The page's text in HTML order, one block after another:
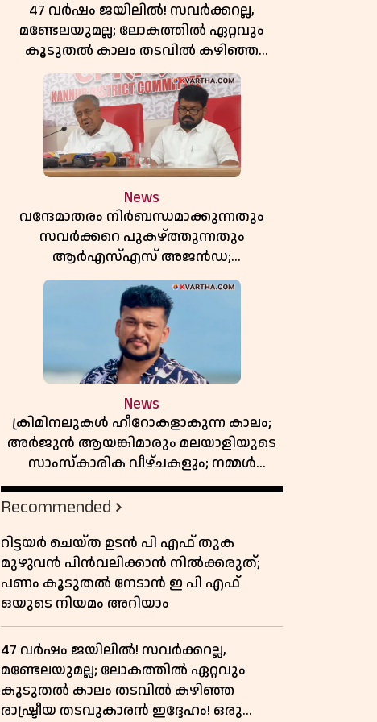
47 വർഷം ജയിലിൽ! സവർക്കറല്ല,
മണ്ടേലയുമല്ല; ലോകത്തിൽ ഏറ്റവും
കൂടുതൽ കാലം തടവിൽ കഴിഞ്ഞ
രാഷ്ട്രീയ തടവുകാരൻ ഇദ്ദേഹം! ഒരു
ഇന്ത്യൻ സ്വാതന്ത്ര്യസമര സേനാനിയുടെ
വേറിട്ട കഥ
News
വന്ദേമാതരം നിർബന്ധമാക്കുന്നതും
സവർക്കറെ പുകഴ്ത്തുന്നതും
ആർഎസ്എസ് അജൻഡ;
സർക്കാരിനെതിരെ പിണറായി വിജയൻ
News
ക്രിമിനലുകൾ ഹീറോകളാകുന്ന കാലം;
അർജുൻ ആയങ്കിമാരും മലയാളിയുടെ
സാംസ്കാരിക വീഴ്ചകളും; നമ്മൾ
എങ്ങോട്ടാണ് പോകുന്നത്
Recommended
റിട്ടയർ ചെയ്ത ഉടൻ പി എഫ് തുക
മുഴുവൻ പിൻവലിക്കാൻ നിൽക്കരുത്;
പണം കൂടുതൽ നേടാൻ ഇ പി എഫ്
ഒയുടെ നിയമം അറിയാം
47 വർഷം ജയിലിൽ! സവർക്കറല്ല,
മണ്ടേലയുമല്ല; ലോകത്തിൽ ഏറ്റവും
കൂടുതൽ കാലം തടവിൽ കഴിഞ്ഞ
രാഷ്ട്രീയ തടവുകാരൻ ഇദ്ദേഹം! ഒരു